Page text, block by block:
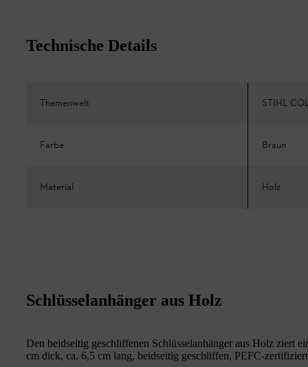
Technische Details
Themenwelt STIHL
Farbe Braun
Material Holz
Schlüsselanhänger aus Holz
Den beidseitig geschliffenen Schlüsselanhänger aus Holz ziert
cm dick, ca. 6,5 cm lang, beidseitig geschliffen, PEFC-